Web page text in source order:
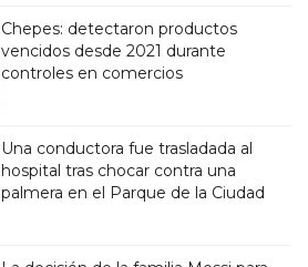
Chepes: detectaron productos
vencidos desde 2021 durante
controles en comercios
Una conductora fue trasladada al
hospital tras chocar contra una
palmera en el Parque de la Ciudad